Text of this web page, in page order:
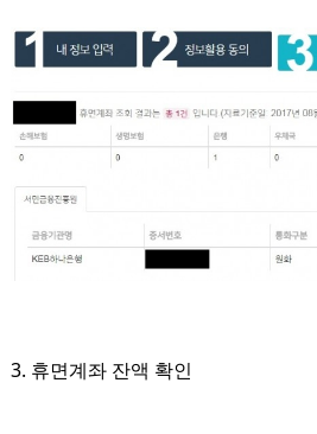
3. 휴면계좌 잔액 확인